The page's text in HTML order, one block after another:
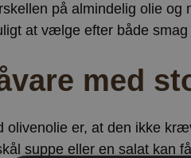
på almindelig olie
at vælge efter både smag
med
olivenolie er, at den ikke
suppe eller en salat kan